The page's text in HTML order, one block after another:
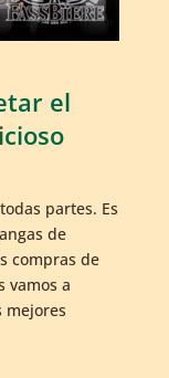
el
partes. Es
de
compras de
vamos a
mejores